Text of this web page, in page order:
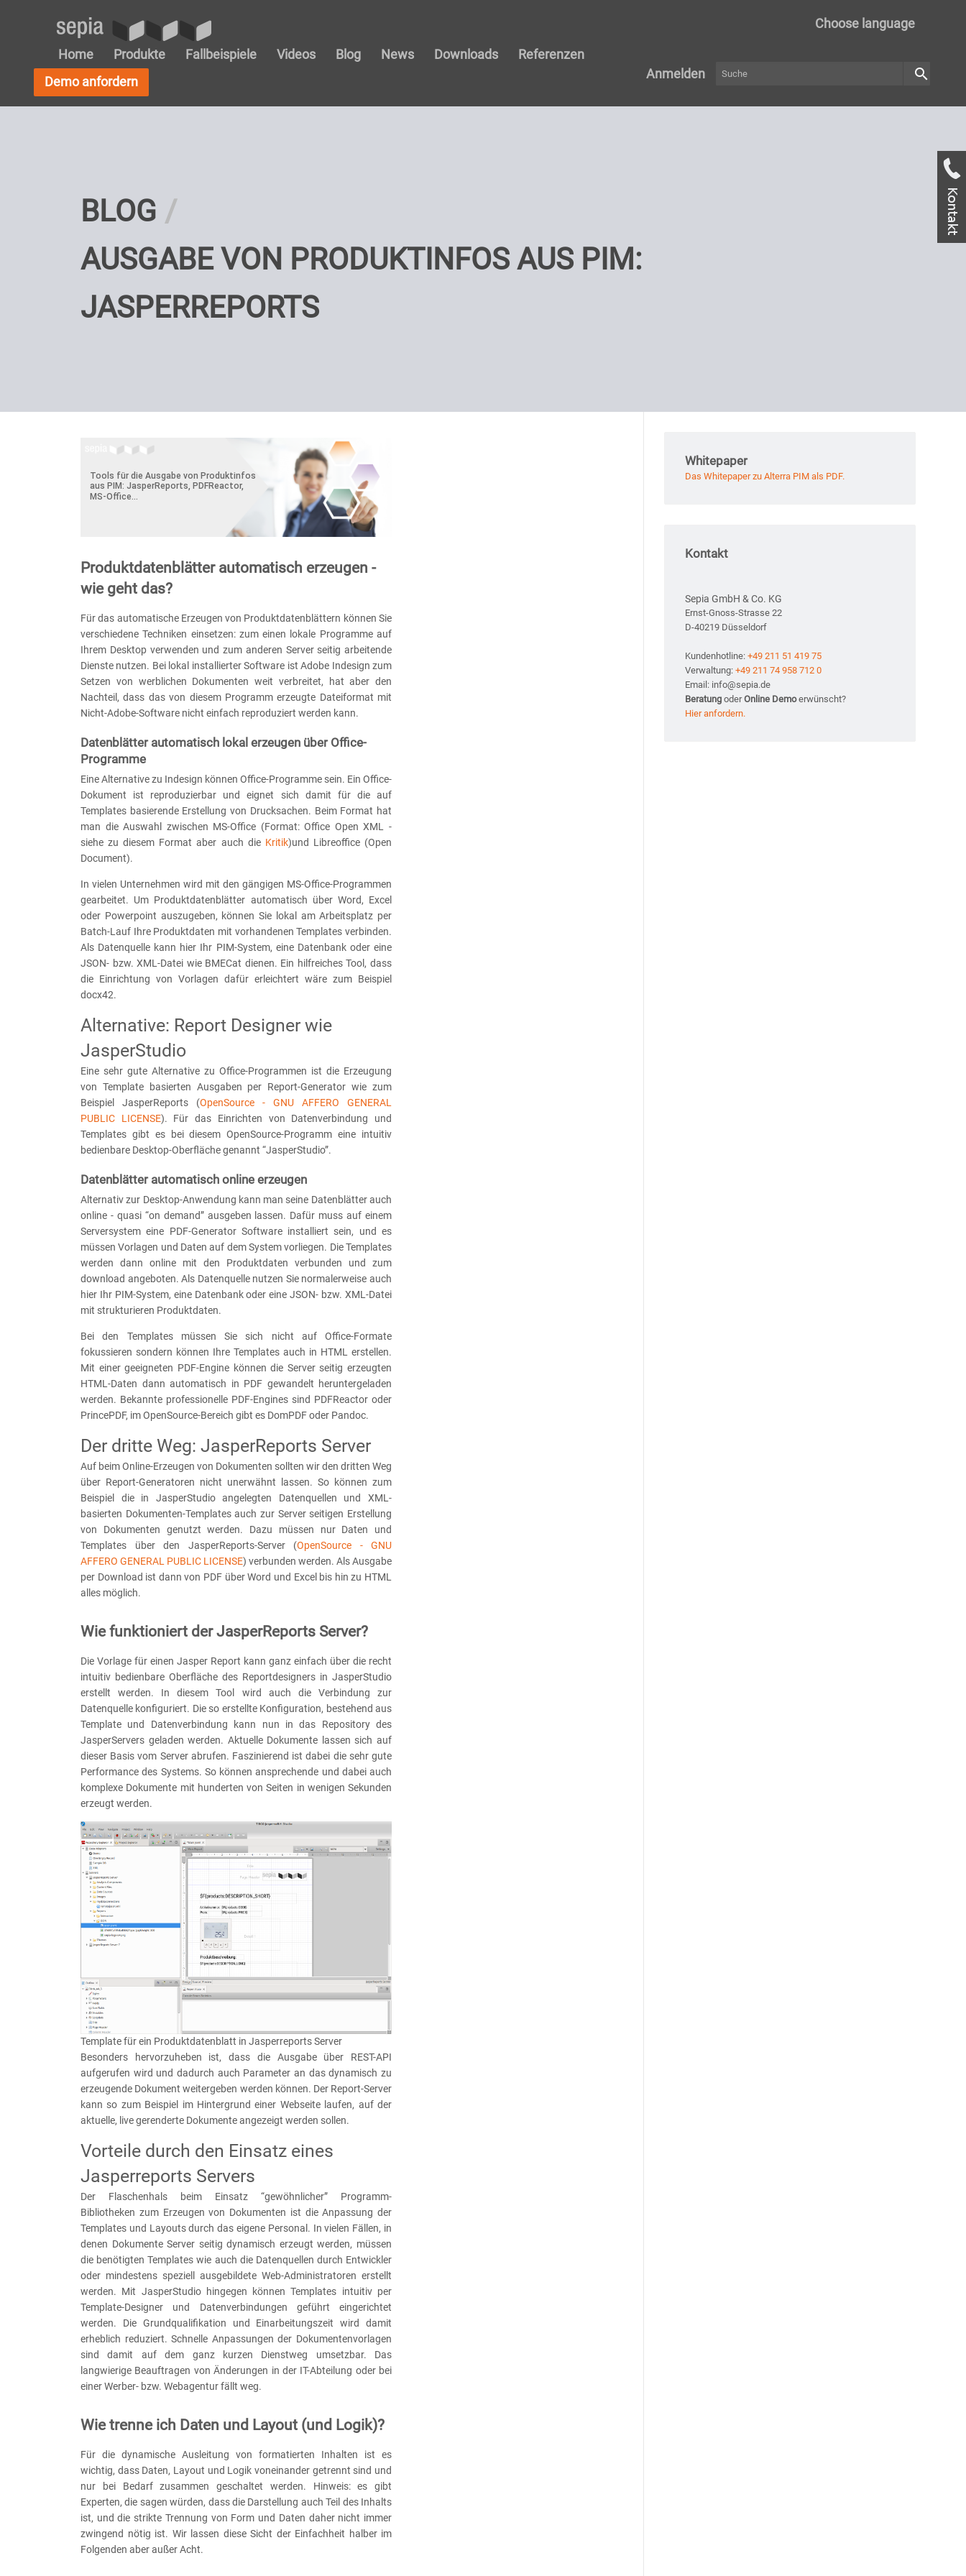
Choose language
Home Produkte Fallbeispiele Videos Blog News Downloads
Referenzen
Demo anfordern
Anmelden search
BLOG
AUSGABE VON PRODUKTINFOS AUS PIM:
JASPERREPORTS
Produktdatenblätter automatisch erzeugen -
wie geht das?
Für das automatische Erzeugen von Produktdatenblättern können Sie
verschiedene Techniken einsetzen: zum einen lokale Programme auf
Ihrem Desktop verwenden und zum anderen Server seitig arbeitende
Dienste nutzen. Bei lokal installierter Software ist Adobe Indesign zum
Setzen von werblichen Dokumenten weit verbreitet, hat aber den
Nachteil, dass das von diesem Programm erzeugte Dateiformat mit
Nicht-Adobe-Software nicht einfach reproduziert werden kann.
Datenblätter automatisch lokal erzeugen über Office-
Programme
Eine Alternative zu Indesign können Office-Programme sein. Ein Office-
Dokument ist reproduzierbar und eignet sich damit für die auf
Templates basierende Erstellung von Drucksachen. Beim Format hat
man die Auswahl zwischen MS-Office (Format: Office Open XML -
siehe zu diesem Format aber auch die Kritik)und Libreoffice (Open
Document).
In vielen Unternehmen wird mit den gängigen MS-Office-Programmen
gearbeitet. Um Produktdatenblätter automatisch über Word, Excel
oder Powerpoint auszugeben, können Sie lokal am Arbeitsplatz per
Batch-Lauf Ihre Produktdaten mit vorhandenen Templates verbinden.
Als Datenquelle kann hier Ihr PIM-System, eine Datenbank oder eine
JSON- bzw. XML-Datei wie BMECat dienen. Ein hilfreiches Tool, dass
die Einrichtung von Vorlagen dafür erleichtert wäre zum Beispiel
docx42.
Alternative: Report Designer wie
JasperStudio
Eine sehr gute Alternative zu Office-Programmen ist die Erzeugung
von Template basierten Ausgaben per Report-Generator wie zum
Beispiel JasperReports (OpenSource - GNU AFFERO GENERAL
PUBLIC LICENSE). Für das Einrichten von Datenverbindung und
Templates gibt es bei diesem OpenSource-Programm eine intuitiv
bedienbare Desktop-Oberfläche genannt “JasperStudio”.
Datenblätter automatisch online erzeugen
Alternativ zur Desktop-Anwendung kann man seine Datenblätter auch
online - quasi “on demand” ausgeben lassen. Dafür muss auf einem
Serversystem eine PDF-Generator Software installiert sein, und es
müssen Vorlagen und Daten auf dem System vorliegen. Die Templates
werden dann online mit den Produktdaten verbunden und zum
download angeboten. Als Datenquelle nutzen Sie normalerweise auch
hier Ihr PIM-System, eine Datenbank oder eine JSON- bzw. XML-Datei
mit strukturieren Produktdaten.
Bei den Templates müssen Sie sich nicht auf Office-Formate
fokussieren sondern können Ihre Templates auch in HTML erstellen.
Mit einer geeigneten PDF-Engine können die Server seitig erzeugten
HTML-Daten dann automatisch in PDF gewandelt heruntergeladen
werden. Bekannte professionelle PDF-Engines sind PDFReactor oder
PrincePDF, im OpenSource-Bereich gibt es DomPDF oder Pandoc.
Der dritte Weg: JasperReports Server
Auf beim Online-Erzeugen von Dokumenten sollten wir den dritten Weg
über Report-Generatoren nicht unerwähnt lassen. So können zum
Beispiel die in JasperStudio angelegten Datenquellen und XML-
basierten Dokumenten-Templates auch zur Server seitigen Erstellung
von Dokumenten genutzt werden. Dazu müssen nur Daten und
Templates über den JasperReports-Server (OpenSource - GNU
AFFERO GENERAL PUBLIC LICENSE) verbunden werden. Als Ausgabe
per Download ist dann von PDF über Word und Excel bis hin zu HTML
alles möglich.
Wie funktioniert der JasperReports Server?
Die Vorlage für einen Jasper Report kann ganz einfach über die recht
intuitiv bedienbare Oberfläche des Reportdesigners in JasperStudio
erstellt werden. In diesem Tool wird auch die Verbindung zur
Datenquelle konfiguriert. Die so erstellte Konfiguration, bestehend aus
Template und Datenverbindung kann nun in das Repository des
JasperServers geladen werden. Aktuelle Dokumente lassen sich auf
dieser Basis vom Server abrufen. Faszinierend ist dabei die sehr gute
Performance des Systems. So können ansprechende und dabei auch
komplexe Dokumente mit hunderten von Seiten in wenigen Sekunden
erzeugt werden.
Template für ein Produktdatenblatt in Jasperreports Server
Besonders hervorzuheben ist, dass die Ausgabe über REST-API
aufgerufen wird und dadurch auch Parameter an das dynamisch zu
erzeugende Dokument weitergeben werden können. Der Report-Server
kann so zum Beispiel im Hintergrund einer Webseite laufen, auf der
aktuelle, live gerenderte Dokumente angezeigt werden sollen.
Vorteile durch den Einsatz eines
Jasperreports Servers
Der Flaschenhals beim Einsatz “gewöhnlicher” Programm-
Bibliotheken zum Erzeugen von Dokumenten ist die Anpassung der
Templates und Layouts durch das eigene Personal. In vielen Fällen, in
denen Dokumente Server seitig dynamisch erzeugt werden, müssen
die benötigten Templates wie auch die Datenquellen durch Entwickler
oder mindestens speziell ausgebildete Web-Administratoren erstellt
werden. Mit JasperStudio hingegen können Templates intuitiv per
Template-Designer und Datenverbindungen geführt eingerichtet
werden. Die Grundqualifikation und Einarbeitungszeit wird damit
erheblich reduziert. Schnelle Anpassungen der Dokumentenvorlagen
sind damit auf dem ganz kurzen Dienstweg umsetzbar. Das
langwierige Beauftragen von Änderungen in der IT-Abteilung oder bei
einer Werber- bzw. Webagentur fällt weg.
Wie trenne ich Daten und Layout (und Logik)?
Für die dynamische Ausleitung von formatierten Inhalten ist es
wichtig, dass Daten, Layout und Logik voneinander getrennt sind und
nur bei Bedarf zusammen geschaltet werden. Hinweis: es gibt
Experten, die sagen würden, dass die Darstellung auch Teil des Inhalts
ist, und die strikte Trennung von Form und Daten daher nicht immer
zwingend nötig ist. Wir lassen diese Sicht der Einfachheit halber im
Folgenden aber außer Acht.
Whitepaper
Das Whitepaper zu Alterra PIM als PDF.
Kontakt
Sepia GmbH & Co. KG
Ernst-Gnoss-Strasse 22
D-40219 Düsseldorf
Kundenhotline: +49 211 51 419 75
Verwaltung: +49 211 74 958 712 0
Email: info@sepia.de
Beratung oderOnline Demoerwünscht?
Hier anfordern.